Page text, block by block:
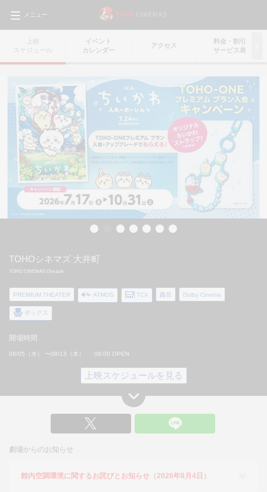
メニュー
イベント
カレンダー
アクセス
料金・ 割引
サービス表
TOHOシネマズ 大井町
TOHO CINEMAS Oimachi
PREMIUM THEATER ATMOS TCX 轟音 Dolby Cinema
ボックス
開場時間
08/05（水） 〜08/13（木） 08:00 OPEN
上映スケジュールを見る
劇場からのお知らせ
館内空調環境に関するお詫びとお知らせ（2026年8月4日）